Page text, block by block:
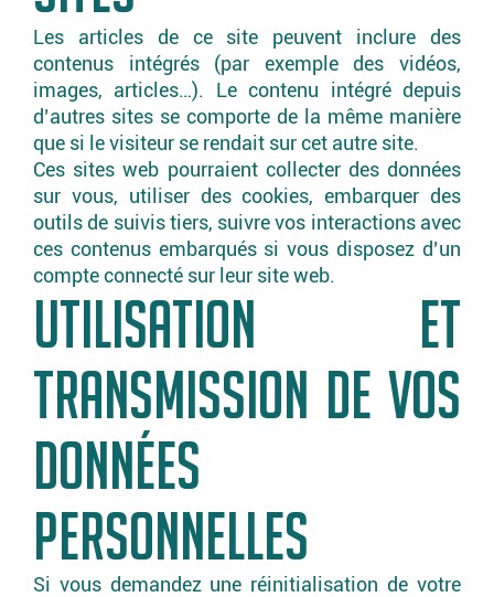
Les articles de ce site peuvent inclure des
contenus intégrés (par exemple des vidéos,
images, articles…). Le contenu intégré depuis
d’autres sites se comporte de la même manière
que si le visiteur se rendait sur cet autre site.
Ces sites web pourraient collecter des données
sur vous, utiliser des cookies, embarquer des
outils de suivis tiers, suivre vos interactions avec
ces contenus embarqués si vous disposez d’un
compte connecté sur leur site web.
UTILISATION ET
TRANSMISSION DE VOS
DONNÉES
PERSONNELLES
Si vous demandez une réinitialisation de votre